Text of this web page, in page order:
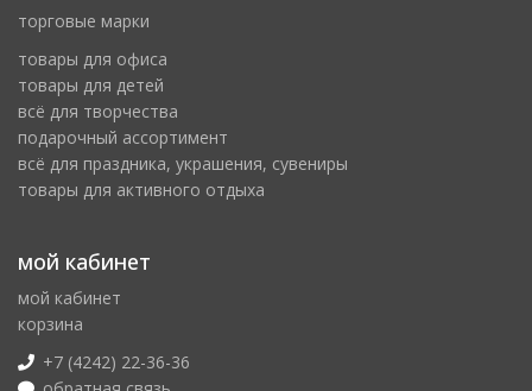
торговые марки
товары для офиса
товары для детей
всё для творчества
подарочный ассортимент
всё для праздника, украшения, сувениры
товары для активного отдыха
мой кабинет
мой кабинет
корзина
+7 (4242) 22-36-36